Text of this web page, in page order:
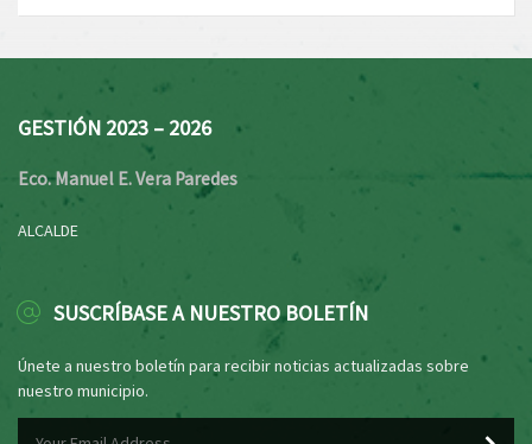
GESTIÓN 2023 – 2026
Eco. Manuel E. Vera Paredes
ALCALDE
SUSCRÍBASE A NUESTRO BOLETÍN
Únete a nuestro boletín para recibir noticias actualizadas sobre
nuestro municipio.